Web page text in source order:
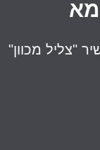
"צליל מכוון"